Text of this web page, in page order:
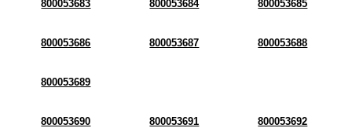
800053683 800053684 800053685
800053686 800053687 800053688
800053689
800053690 800053691 800053692